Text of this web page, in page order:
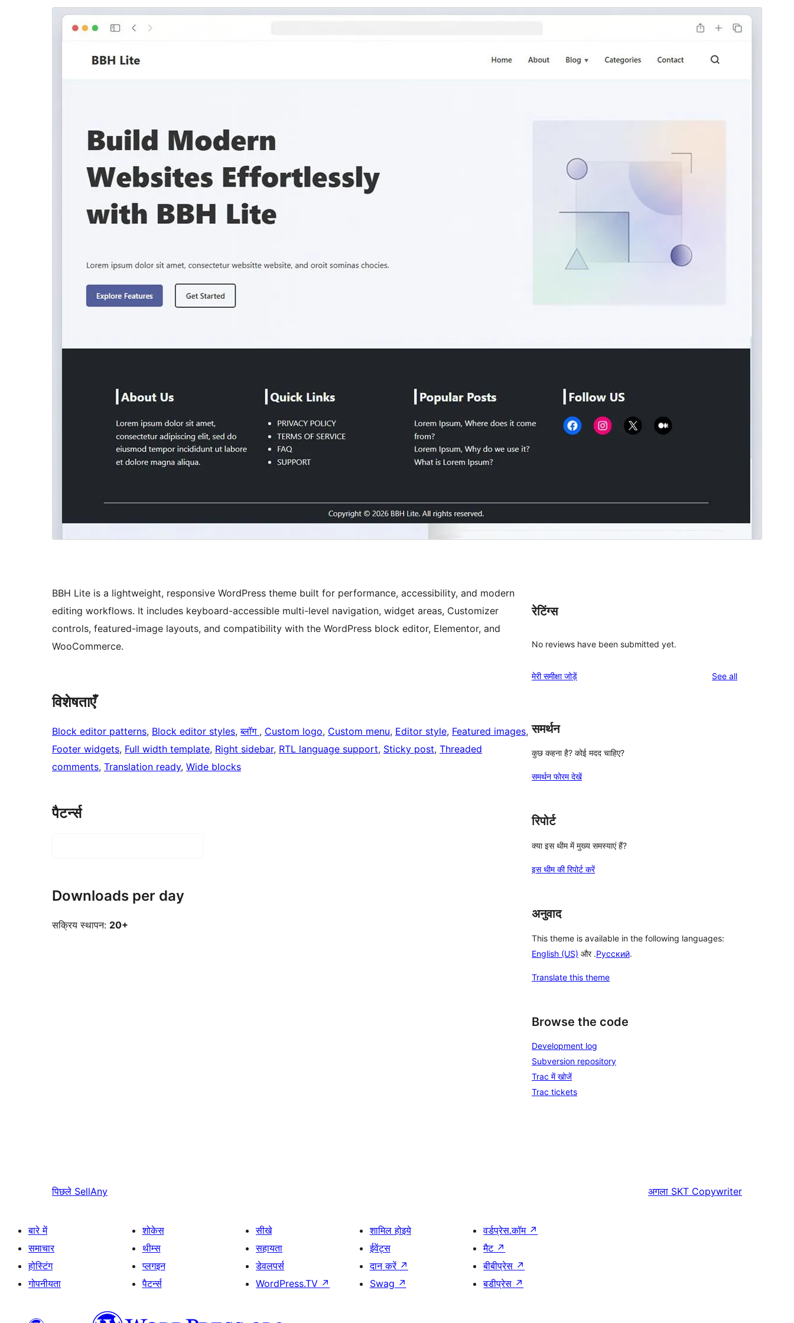
पूर्व संवीक्षाडाउनलोड
अंतिम अपडेट किया
जुलाई 7, 2026
BBH Lite is a lightweight, responsive WordPress theme built for performance, accessibility, and modern
editing workflows. It includes keyboard-accessible multi-level navigation, widget areas, Customizer
controls, featured-image layouts, and compatibility with the WordPress block editor, Elementor, and
WooCommerce.
विशेषताएँ
Block editor patterns, Block editor styles, ब्लॉग , Custom logo, Custom menu, Editor style, Featured images
Footer widgets, Full width template, Right sidebar, RTL language support, Sticky post, Threaded
comments, Translation ready, Wide blocks
पैटर्न्स
Downloads per day
सक्रिय स्थापन: 20+
रेटिंग्स
No reviews have been submitted yet.
मेरी समीक्षा जोड़ें See allreviews
समर्थन
कुछ कहना है? कोई मदद चाहिए?
समर्थन फोरम देखें
रिपोर्ट
क्या इस थीम में मुख्य समस्याएं हैं?
इस थीम की रिपोर्ट करें
अनुवाद
This theme is available in the following languages:
English (US) और .Русский.
Translate this theme
Browse the code
Development log
Subversion repository
Trac में खोजें
Trac tickets
पिछले SellAny अगला SKT Copywriter
बारे में
समाचार
होस्टिंग
गोपनीयता
शोकेस
थीम्स
प्लगइन
पैटर्न्स
सीखे
सहायता
डेवलपर्स
WordPress.TV ↗
शामिल होइये
ईवेंट्स
दान करें ↗
Swag ↗
वर्डप्रेस.कॉम ↗
मैट ↗
बीबीप्रेस ↗
बडीप्रेस ↗